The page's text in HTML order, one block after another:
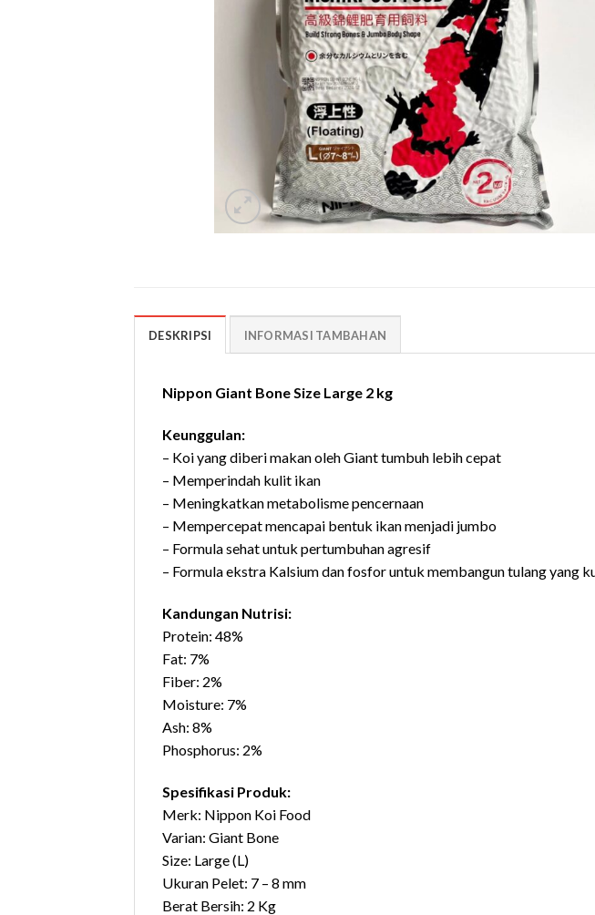
DESKRIPSI INFORMASI TAMBAHAN
Nippon Giant Bone Size Large 2 kg
Keunggulan:
– Koi yang diberi makan oleh Giant tumbuh lebih cepat
– Memperindah kulit ikan
– Meningkatkan metabolisme pencernaan
– Mempercepat mencapai bentuk ikan menjadi jumbo
– Formula sehat untuk pertumbuhan agresif
– Formula ekstra Kalsium dan fosfor untuk membangun tulang yang
Kandungan Nutrisi:
Protein: 48%
Fat: 7%
Fiber: 2%
Moisture: 7%
Ash: 8%
Phosphorus: 2%
Spesifikasi Produk:
Merk: Nippon Koi Food
Varian: Giant Bone
Size: Large (L)
Ukuran Pelet: 7 – 8 mm
Berat Bersih: 2 Kg